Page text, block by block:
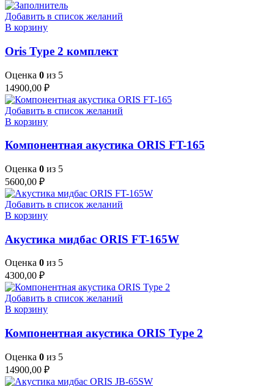
Добавить в список желаний
В корзину
Oris Type 2 комплект
Оценка 0 из 5
14900,00 ₽
Добавить в список желаний
В корзину
Компонентная акустика ORIS FT-165
Оценка 0 из 5
5600,00 ₽
Добавить в список желаний
В корзину
Акустика мидбас ORIS FT-165W
Оценка 0 из 5
4300,00 ₽
Добавить в список желаний
В корзину
Компонентная акустика ORIS Type 2
Оценка 0 из 5
14900,00 ₽